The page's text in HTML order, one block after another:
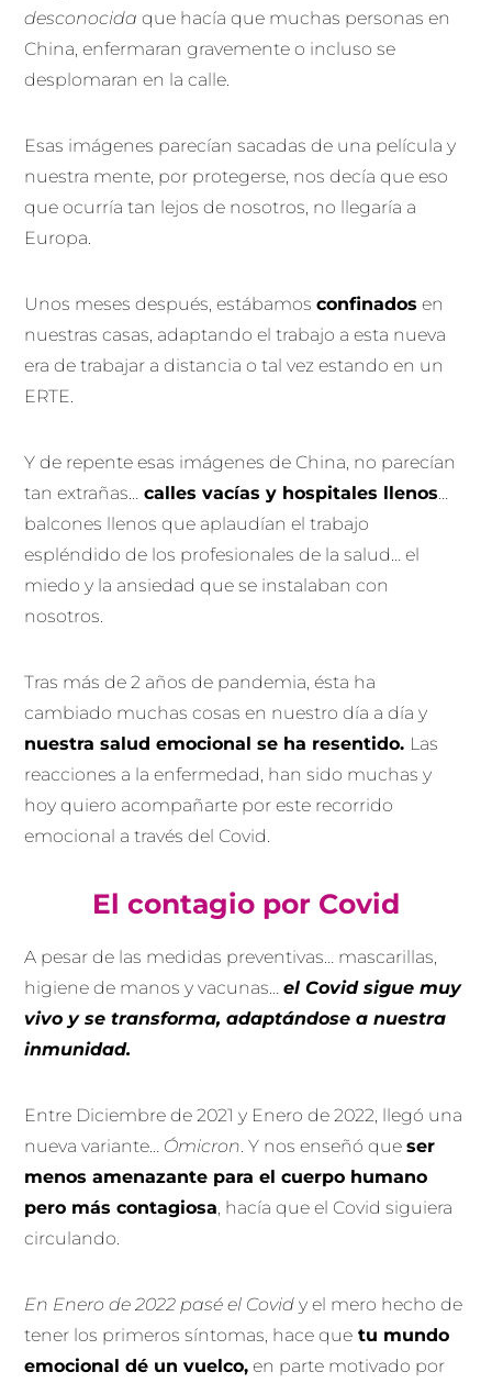
desconocida que hacía que muchas personas en
China, enfermaran gravemente o incluso se
desplomaran en la calle.
Esas imágenes parecían sacadas de una película y
nuestra mente, por protegerse, nos decía que eso
que ocurría tan lejos de nosotros, no llegaría a
Europa.
Unos meses después, estábamosconfinados en
nuestras casas, adaptando el trabajo a esta nueva
era de trabajar a distancia o tal vez estando en un
ERTE.
Y de repente esas imágenes de China, no parecían
tan extrañas… calles vacías y hospitales llenos…
balcones llenos que aplaudían el trabajo
espléndido de los profesionales de la salud… el
miedo y la ansiedad que se instalaban con
nosotros.
Tras más de 2 años de pandemia, ésta ha
cambiado muchas cosas en nuestro día a día y
nuestra salud emocional se ha resentido. Las
reacciones a la enfermedad, han sido muchas y
hoy quiero acompañarte por este recorrido
emocional a través del Covid.
El contagio por Covid
A pesar de las medidas preventivas… mascarillas,
higiene de manos y vacunas…el Covid sigue muy
vivo y se transforma, adaptándose a nuestra
inmunidad.
Entre Diciembre de 2021 y Enero de 2022, llegó una
nueva variante… Ómicron. Y nos enseñó queser
menos amenazante para el cuerpo humano
pero más contagiosa, hacía que el Covid siguiera
circulando.
En Enero de 2022 pasé el Covid y el mero hecho de
tener los primeros síntomas, hace que tu mundo
emocional dé un vuelco, en parte motivado por